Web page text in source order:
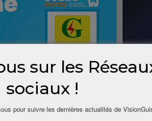
sur les
sociaux !
pour suivre les dernières actualités de